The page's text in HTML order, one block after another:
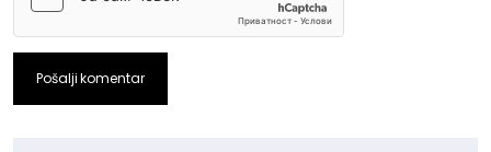
Pošalji komentar